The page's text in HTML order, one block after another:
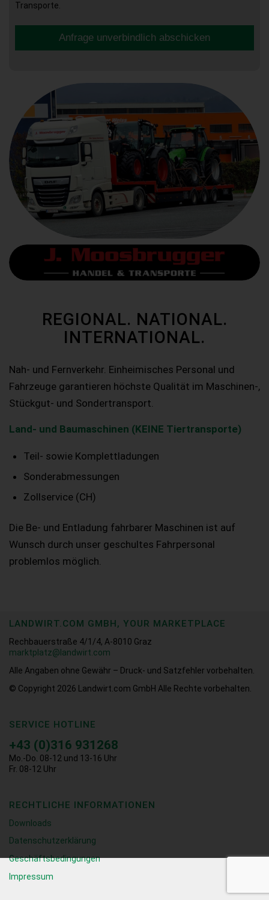
Transporte.
Anfrage unverbindlich abschicken
REGIONAL. NATIONAL.
INTERNATIONAL.
Nah- und Fernverkehr. Einheimisches Personal und
Fahrzeuge garantieren höchste Qualität im Maschinen-,
Stückgut- und Sondertransport.
Land- und Baumaschinen (KEINE Tiertransporte)
Teil- sowie Komplettladungen
Sonderabmessungen
Zollservice (CH)
Die Be- und Entladung fahrbarer Maschinen ist auf
Wunsch durch unser geschultes Fahrpersonal
problemlos möglich.
LANDWIRT.COM GMBH, YOUR MARKETPLACE
Rechbauerstraße 4/1/4, A-8010 Graz
marktplatz@landwirt.com
Alle Angaben ohne Gewähr – Druck- und Satzfehler vorbehalten.
© Copyright 2026
Landwirt.com GmbH Alle Rechte vorbehalten.
SERVICE HOTLINE
+43 (0)316 931268
Mo.-Do. 08-12 und 13-16 Uhr
Fr. 08-12 Uhr
RECHTLICHE INFORMATIONEN
Downloads
Datenschutzerklärung
Geschäftsbedingungen
Impressum